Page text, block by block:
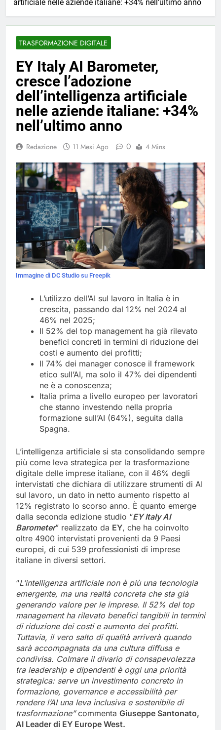
artificiale nelle aziende italiane: +34% nell’ultimo anno
TRASFORMAZIONE DIGITALE
EY Italy AI Barometer,
cresce l’adozione
dell’intelligenza artificiale
nelle aziende italiane: +34%
nell’ultimo anno
Redazione 11 Mesi Ago 0 4 Mins
Immagine di DC Studio su Freepik
L’utilizzo dell’AI sul lavoro in Italia è in
crescita, passando dal 12% nel 2024 al
46% nel 2025;
Il 52% del top management ha già rilevato
benefici concreti in termini di riduzione dei
costi e aumento dei profitti;
Il 74% dei manager conosce il framework
etico sull’AI, ma solo il 47% dei dipendenti
ne è a conoscenza;
Italia prima a livello europeo per lavoratori
che stanno investendo nella propria
formazione sull’AI (64%), seguita dalla
Spagna.
L’intelligenza artificiale si sta consolidando sempre
più come leva strategica per la trasformazione
digitale delle imprese italiane, con il 46% degli
intervistati che dichiara di utilizzare strumenti di AI
sul lavoro, un dato in netto aumento rispetto al
12% registrato lo scorso anno. È quanto emerge
dalla seconda edizione studio “EY Italy AI
Barometer” realizzato da EY, che ha coinvolto
oltre 4900 intervistati provenienti da 9 Paesi
europei, di cui 539 professionisti di imprese
italiane in diversi settori.
“L’intelligenza artificialenon è più una tecnologia
emergente, ma una realtà concreta che sta già
generando valore per le imprese. Il 52% del top
management ha rilevato benefici tangibili in termini
di riduzione dei costi e aumento dei profitti.
Tuttavia, il vero salto di qualità arriverà quando
sarà accompagnata da una cultura diffusa e
condivisa. Colmare il divario di consapevolezza
tra leadership e dipendenti è oggi una priorità
strategica: serve un investimento concreto in
formazione, governance e accessibilità per
rendere l’AI una leva inclusiva e sostenibile di
trasformazione”commenta Giuseppe Santonato,
AI Leader di EY Europe West.